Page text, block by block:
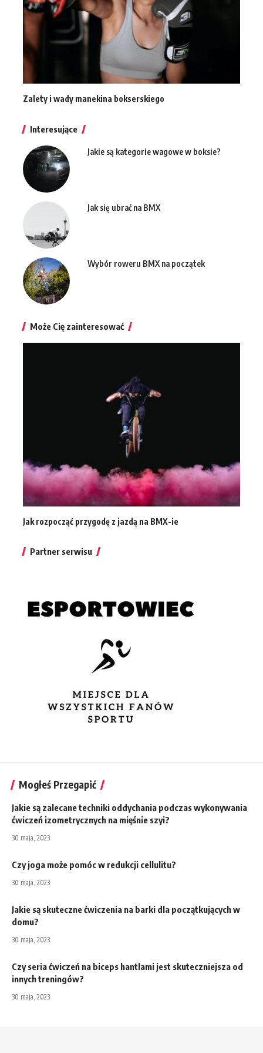
Zalety i wady manekina bokserskiego
Interesujące
Jakie są kategorie wagowe w boksie?
Jak się ubrać na BMX
Wybór roweru BMX na początek
Może Cię zainteresować
Jak rozpocząć przygodę z jazdą na BMX-ie
Partner serwisu
Mogłeś Przegapić
Jakie są zalecane techniki oddychania podczas wykonywania
ćwiczeń izometrycznych na mięśnie szyi?
30 maja, 2023
Czy joga może pomóc w redukcji cellulitu?
30 maja, 2023
Jakie są skuteczne ćwiczenia na barki dla początkujących w
domu?
30 maja, 2023
Czy seria ćwiczeń na biceps hantlami jest skuteczniejsza od
innych treningów?
30 maja, 2023